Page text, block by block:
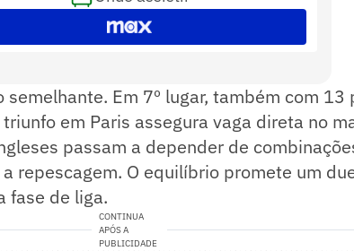
semelhante. Em 7º lugar, também com 13
em Paris assegura vaga direta no
passam a depender de
repescagem. O equilíbrio promete um
fase de liga.
CONTINUA
APÓS A
PUBLICIDADE